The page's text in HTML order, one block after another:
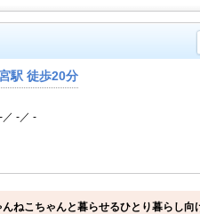
駅 徒歩20分
-／ -／ -
ねこちゃんと暮らせるひとり暮らし向